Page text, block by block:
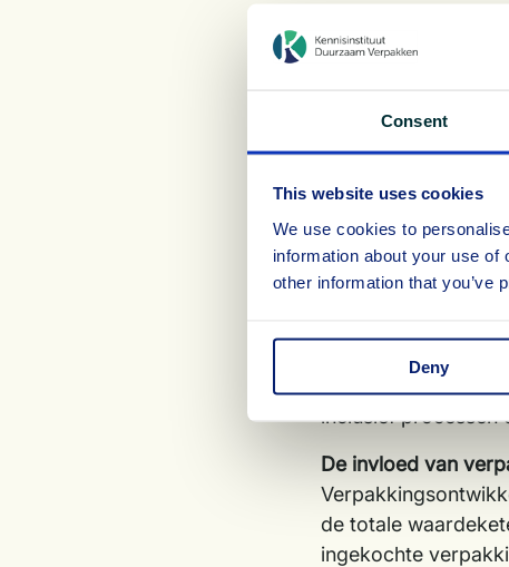
Consent
This website uses cookies
We use cookies to
information about your use
other information that you’ve
Deny
voldoende tegen
circulaire
product-
modellen creëren.
kunnen we
uitputten en het
Om stappen te
intensief gaan
gehouden met de
inclusief processen
De invloed van
de totale
ingekochte